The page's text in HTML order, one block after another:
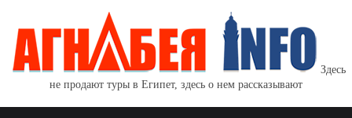
Здесь
не продают туры в Египет, здесь о нем рассказывают